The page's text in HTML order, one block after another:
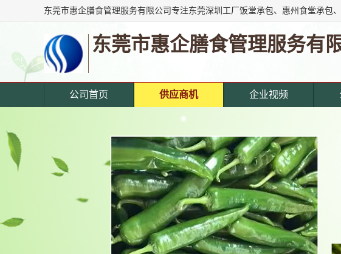
东莞市惠企膳食管理服务有
公司首页 供应商机 企业视频